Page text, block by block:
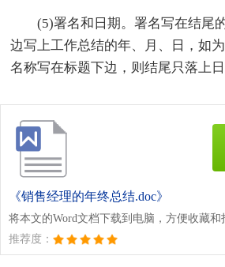
(5)署名和日期。署名写在结尾
边写上工作总结的年、月、日，如
名称写在标题下边，则结尾只落上日
《销售经理的年终总结.doc》
将本文的Word文档下载到电脑，方便收藏和
推荐度：